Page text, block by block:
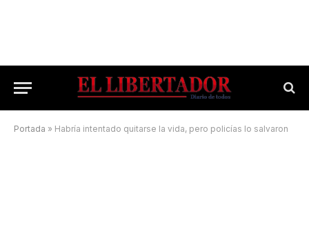
Portada » Habría intentado quitarse la vida, pero policías lo salvaron